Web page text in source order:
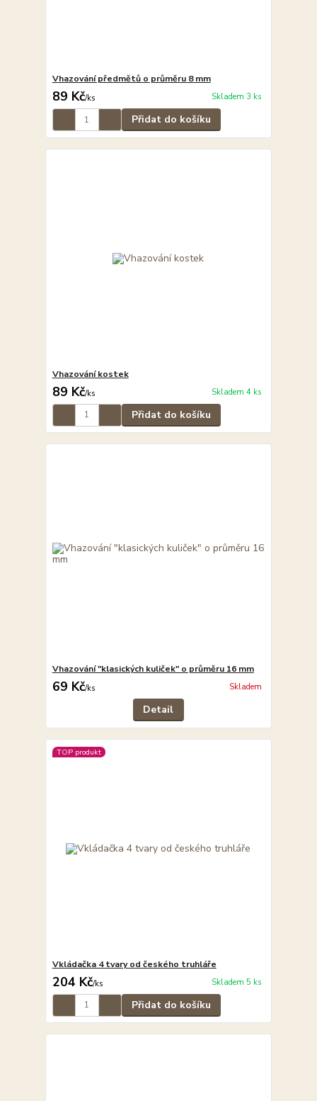
Vhazování předmětů o průměru 8 mm
89 Kč/ks Skladem 3 ks
Přidat do košíku
Vhazování kostek
89 Kč/ks Skladem 4 ks
Přidat do košíku
Vhazování "klasických kuliček" o průměru 16 mm
69 Kč/ks Skladem
Detail
TOP produkt
Vkládačka 4 tvary od českého truhláře
204 Kč/ks Skladem 5 ks
Přidat do košíku